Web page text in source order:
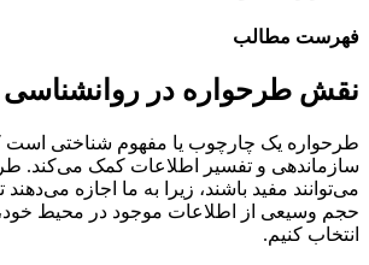
فهرست مطالب
نقش طرحواره در روانشناسی
طرحواره یک چارچوب یا مفهوم شناختی است
سازماندهی و تفسیر اطلاعات کمک می‌کند.
می‌توانند مفید باشند، زیرا به ما اجازه می‌دهند
حجم وسیعی از اطلاعات موجود در محیط خود،
انتخاب کنیم.